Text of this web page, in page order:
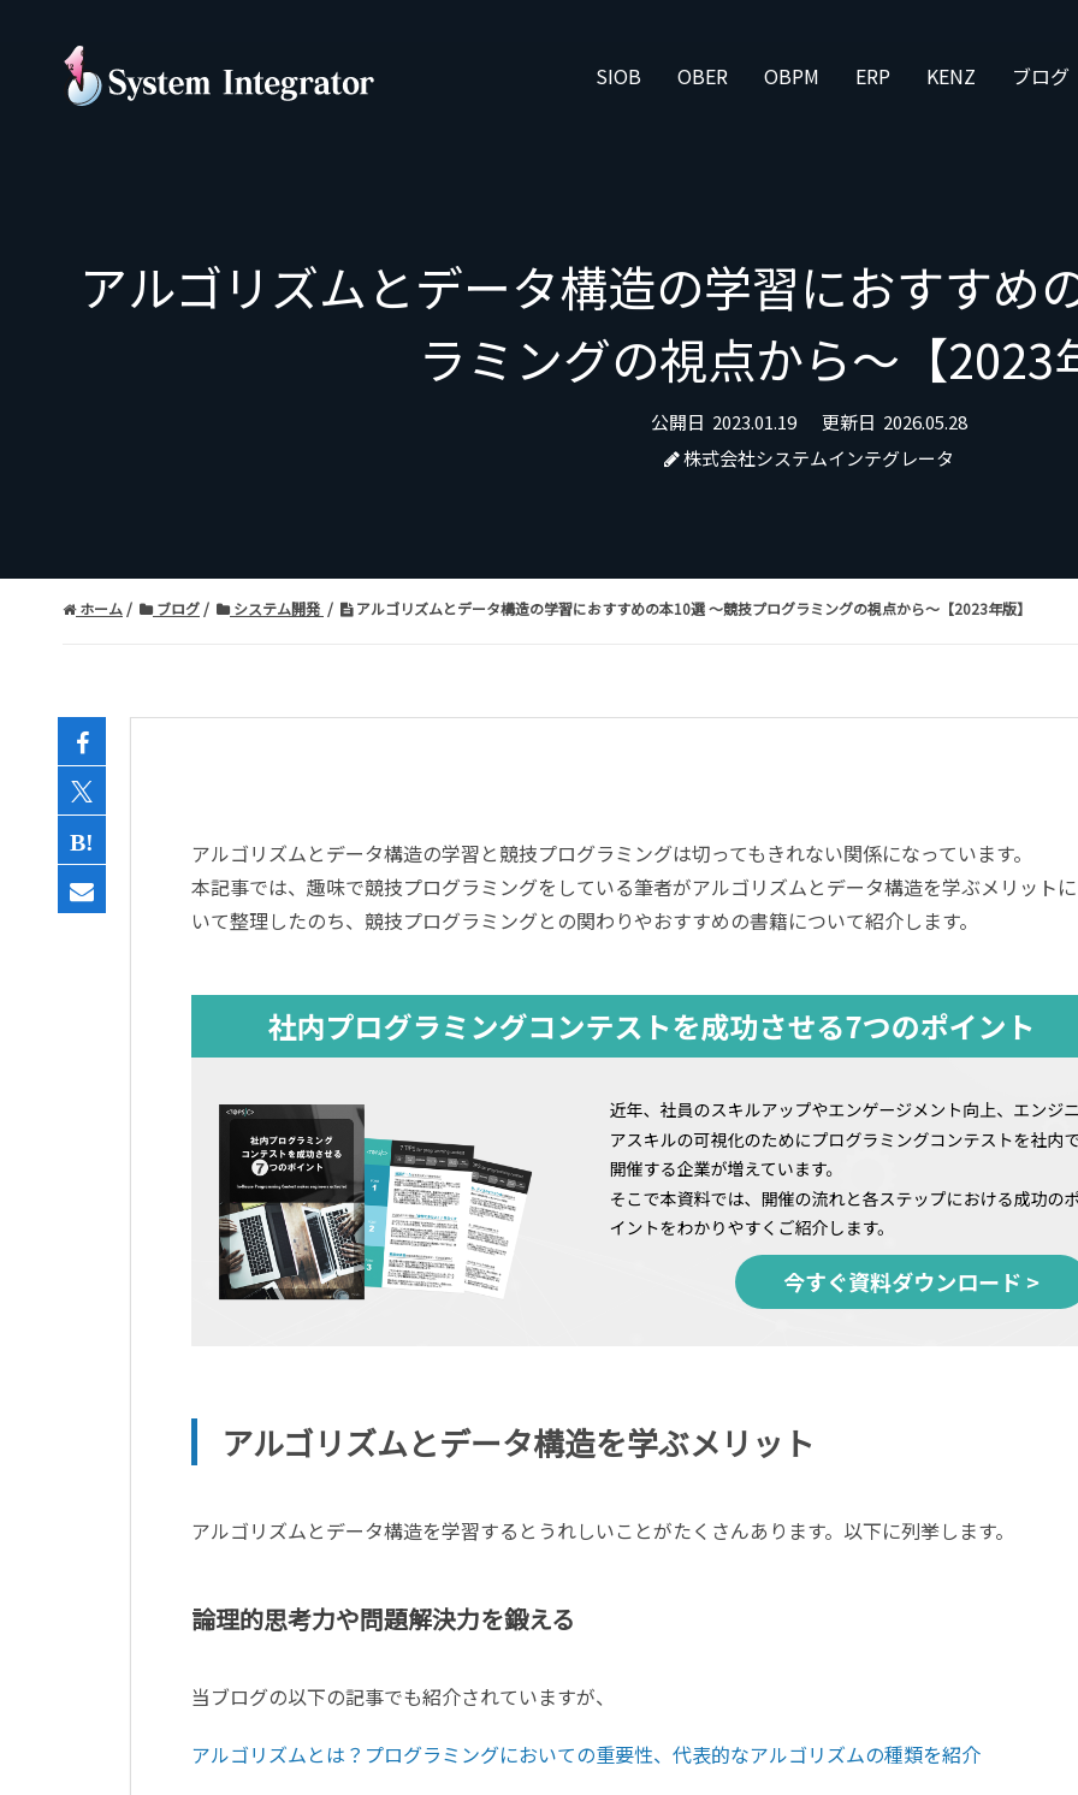
SIOB OBER OBPM ERP KENZ ブログ
アルゴリズムとデータ構造の学習におすすめ
ラミングの視点から〜【2023
公開日 2023.01.19 更新日 2026.05.28
株式会社システムインテグレータ
ホーム ブログ システム開発 アルゴリズムとデータ構造の学習におすすめの本10選 〜競技プログラミングの視点から〜【2023年版】
アルゴリズムとデータ構造の学習と競技プログラミングは切ってもきれない関係になっています。
本記事では、趣味で競技プログラミングをしている筆者がアルゴリズムとデータ構造を学ぶメリット
いて整理したのち、競技プログラミングとの関わりやおすすめの書籍について紹介します。
アルゴリズムとデータ構造を学ぶメリット
アルゴリズムとデータ構造を学習するとうれしいことがたくさんあります。以下に列挙します。
論理的思考力や問題解決力を鍛える
当ブログの以下の記事でも紹介されていますが、
アルゴリズムとは？プログラミングにおいての重要性、代表的なアルゴリズムの種類を紹介